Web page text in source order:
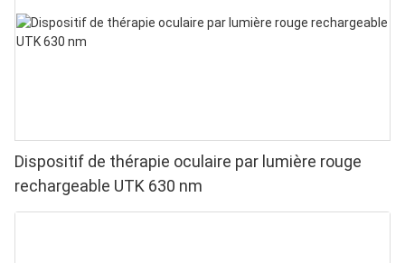
Dispositif de thérapie oculaire par lumière rouge
rechargeable UTK 630 nm